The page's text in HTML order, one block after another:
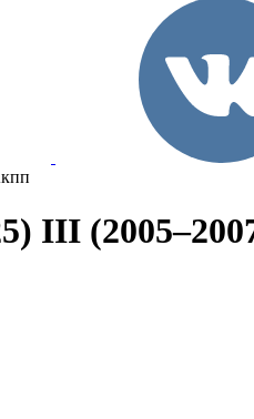
III